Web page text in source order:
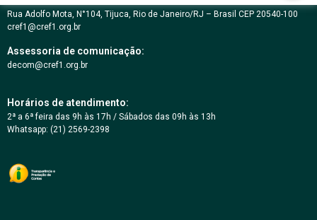
Rua Adolfo Mota, N°104, Tijuca, Rio de Janeiro/RJ – Brasil CEP 20540-100
cref1@cref1.org.br
Assessoria de comunicação:
decom@cref1.org.br
Horários de atendimento:
2ª a 6ª feira das 9h às 17h / Sábados das 09h às 13h
Whatsapp: (21) 2569-2398